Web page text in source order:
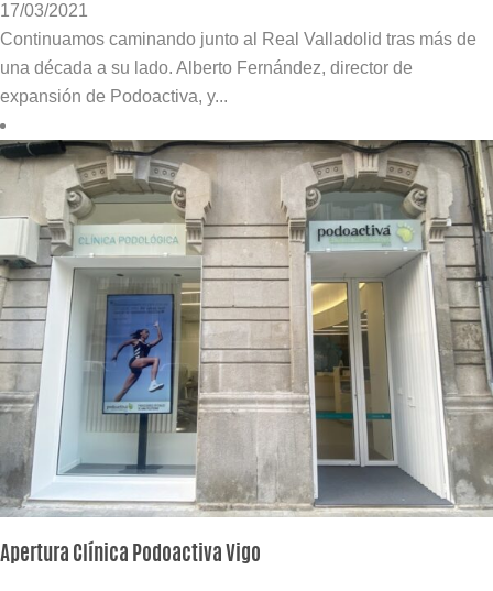
17/03/2021
Continuamos caminando junto al Real Valladolid tras más de
una década a su lado. Alberto Fernández, director de
expansión de Podoactiva, y...
Apertura Clínica Podoactiva Vigo